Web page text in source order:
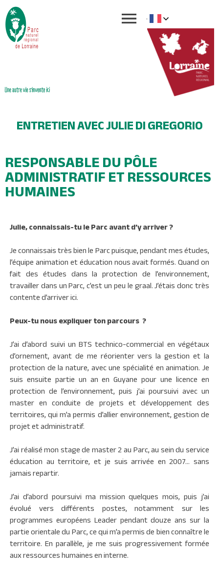
ENTRETIEN AVECJULIE DI GREGORIO
RESPONSABLE DU PÔLE
ADMINISTRATIF ET RESSOURCES
HUMAINES
Julie, connaissais-tu le Parc avant d’y arriver ?
Je connaissais très bien le Parc puisque, pendant mes études,
l’équipe animation et éducation nous avait formés. Quand on
fait des études dans la protection de l’environnement,
travailler dans un Parc, c’est un peu le graal. J’étais donc très
contente d’arriver ici.
Peux-tu nous expliquer ton parcours ?
J’ai d’abord suivi un BTS technico-commercial en végétaux
d’ornement, avant de me réorienter vers la gestion et la
protection de la nature, avec une spécialité en animation. Je
suis ensuite partie un an en Guyane pour une licence en
protection de l’environnement, puis j’ai poursuivi avec un
master en conduite de projets et développement des
territoires, qui m’a permis d’allier environnement, gestion de
projet et administratif.
J’ai réalisé mon stage de master 2 au Parc, au sein du service
éducation au territoire, et je suis arrivée en 2007… sans
jamais repartir.
J’ai d’abord poursuivi ma mission quelques mois, puis j’ai
évolué vers différents postes, notamment sur les
programmes européens Leader pendant douze ans sur la
partie orientale du Parc, ce qui m’a permis de bien connaître le
territoire. En parallèle, je me suis progressivement formée
aux ressources humaines en interne.